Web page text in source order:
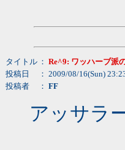
タイトル ： Re^9: ワッハーブ派
投稿日
： 2009/08/16(Sun)
投稿者
： FF
アッサラ